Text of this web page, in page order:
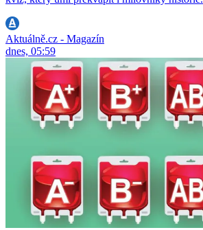
Aktuálně.cz - Magazín
dnes, 05:59